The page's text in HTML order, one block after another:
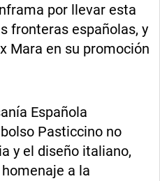
por llevar esta
fronteras españolas, y
Mara en su promoción
Española
Pasticcino no
y el diseño italiano,
a la